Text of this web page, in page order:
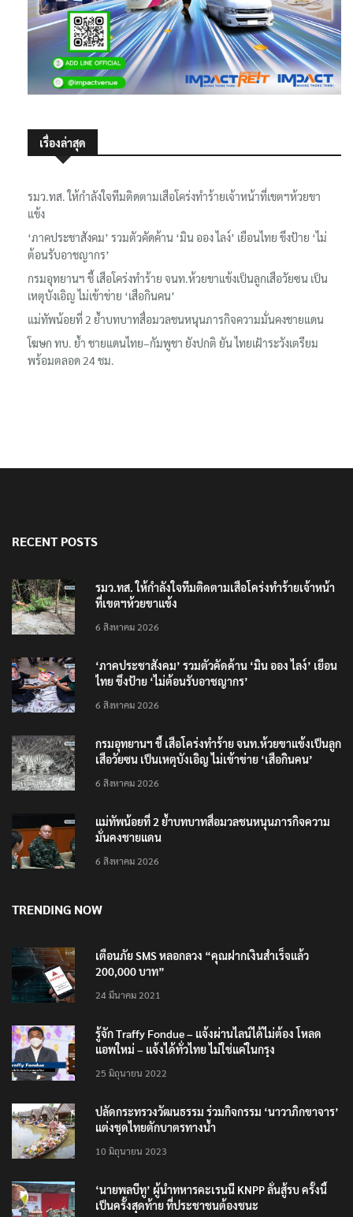
เรื่องล่าสุด
รมว.ทส. ให้กำลังใจทีมติดตามเสือโคร่งทำร้ายเจ้าหน้าที่เขตฯห้วยขา
แข้ง
‘ภาคประชาสังคม’ รวมตัวคัดค้าน ‘มิน ออง ไลง์’ เยือนไทย ขึงป้าย ‘ไม่
ต้อนรับอาชญากร’
กรมอุทยานฯ ชี้ เสือโคร่งทำร้าย จนท.ห้วยขาแข้งเป็นลูกเสือวัยซน เป็น
เหตุบังเอิญ ไม่เข้าข่าย ‘เสือกินคน’
แม่ทัพน้อยที่ 2 ย้ำบทบาทสื่อมวลชนหนุนภารกิจความมั่นคงชายแดน
โฆษก ทบ. ย้ำ ชายแดนไทย–กัมพูชา ยังปกติ ยัน ไทยเฝ้าระวังเตรียม
พร้อมตลอด 24 ชม.
RECENT POSTS
รมว.ทส. ให้กำลังใจทีมติดตามเสือโคร่งทำร้ายเจ้าหน้า
ที่เขตฯห้วยขาแข้ง
6 สิงหาคม 2026
‘ภาคประชาสังคม’ รวมตัวคัดค้าน ‘มิน ออง ไลง์’ เยือน
ไทย ขึงป้าย ‘ไม่ต้อนรับอาชญากร’
6 สิงหาคม 2026
กรมอุทยานฯ ชี้ เสือโคร่งทำร้าย จนท.ห้วยขาแข้งเป็นลูก
เสือวัยซน เป็นเหตุบังเอิญ ไม่เข้าข่าย ‘เสือกินคน’
6 สิงหาคม 2026
แม่ทัพน้อยที่ 2 ย้ำบทบาทสื่อมวลชนหนุนภารกิจความ
มั่นคงชายแดน
6 สิงหาคม 2026
TRENDING NOW
เตือนภัย SMS หลอกลวง “คุณฝากเงินสำเร็จแล้ว
200,000 บาท”
24 มีนาคม 2021
รู้จัก Traffy Fondue – แจ้งผ่านไลน์ได้ไม่ต้อง โหลด
แอพใหม่ – แจ้งได้ทั่วไทย ไม่ใช่แค่ในกรุง
25 มิถุนายน 2022
ปลัดกระทรวงวัฒนธรรม ร่วมกิจกรรม ‘นาวาภิกขาจาร’
แต่งชุดไทยตักบาตรทางน้ำ
10 มิถุนายน 2023
‘นายพลบีทู’ ผู้นำทหารคะเรนนี KNPP ลั่นสู้รบ ครั้งนี้
เป็นครั้งสุดท้าย ที่ประชาชนต้องชนะ